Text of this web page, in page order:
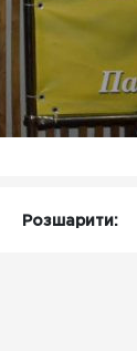
Розшарити: